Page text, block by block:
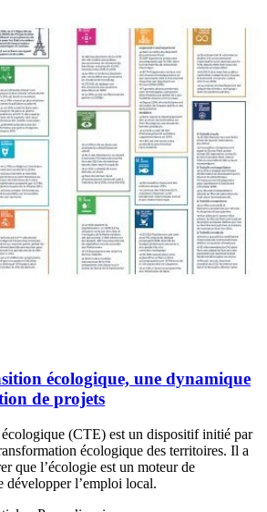
écologique, une dynamique
de projets
(CTE) est un dispositif initié par
écologique des territoires. Il a
que l’écologie est un moteur de
développer l’emploi local.